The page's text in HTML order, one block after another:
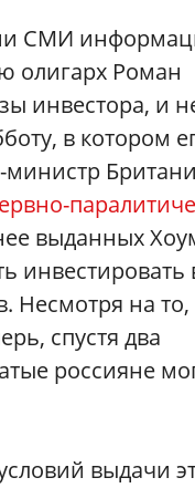
СМИ
олигарх Роман
инвестора, и
в котором
министр
выданных
инвестировать
Несмотря на то,
спустя два
россияне
выдачи